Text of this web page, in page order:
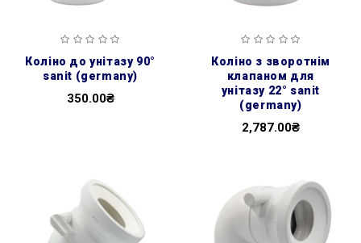
коліно до унітазу 90°
sanit (germany)
350.00₴
коліно з зворотнім
клапаном для
унітазу 22° sanit
(germany)
2,787.00₴